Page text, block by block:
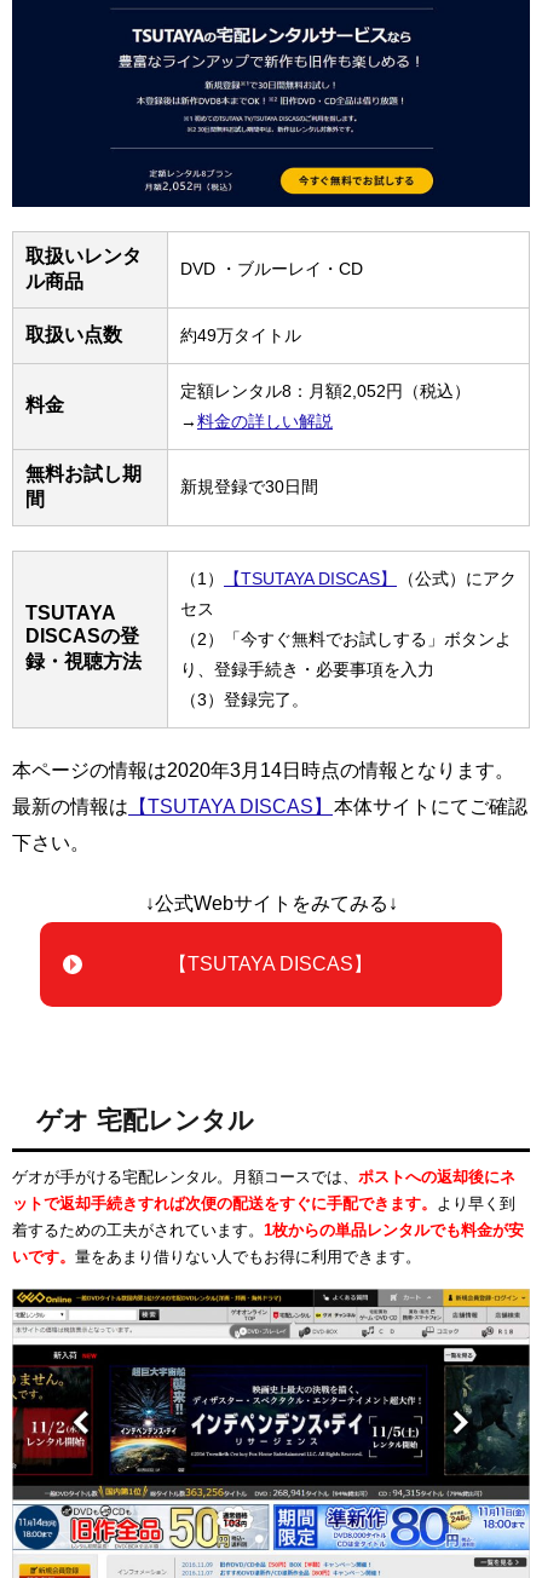
取扱いレンタ
ル商品
DVD ・ブルーレイ・CD
取扱い点数 約49万タイトル
料金
定額レンタル8：月額2,052円（税込）
→料金の詳しい解説
無料お試し期
間
新規登録で30日間
TSUTAYA
DISCASの登
録・視聴方法
（1） 【TSUTAYA DISCAS】
（公式）にアク
セス
（2）「今すぐ無料でお試しする」ボタンよ
り、登録手続き・必要事項を入力
（3）登録完了。
本ページの情報は2020年3月14日時点の情報となります。
最新の情報は 【TSUTAYA DISCAS】 本体サイトにてご確認
下さい。
↓公式Webサイトをみてみる↓
【TSUTAYA DISCAS】
ゲオ 宅配レンタル
ゲオが手がける宅配レンタル。月額コースでは、 ポストへの返却後にネ
ットで返却手続きすれば次便の配送をすぐに手配できます。 より早く到
着するための工夫がされています。 1枚からの単品レンタルでも料金が安
いです。 量をあまり借りない人でもお得に利用できます。